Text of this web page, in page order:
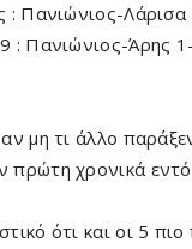
: Πανιώνιος-
: Πανιώνιος-Άρης
μη τι άλλο
πρώτη χρονικά
ότι και οι 5